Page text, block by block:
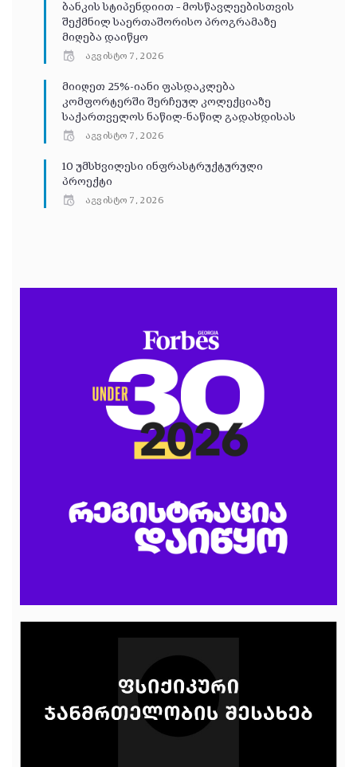
ბანკის სტიპენდიით – მოსწავლეებისთვის
შექმნილ საერთაშორისო პროგრამაზე
მიღება დაიწყო
აგვისტო 7, 2026
მიიღეთ 25%-იანი ფასდაკლება
კომფორტერში შერჩეულ კოლექციაზე
საქართველოს ნაწილ-ნაწილ გადახდისას
აგვისტო 7, 2026
10 უმსხვილესი ინფრასტრუქტურული
პროექტი
აგვისტო 7, 2026